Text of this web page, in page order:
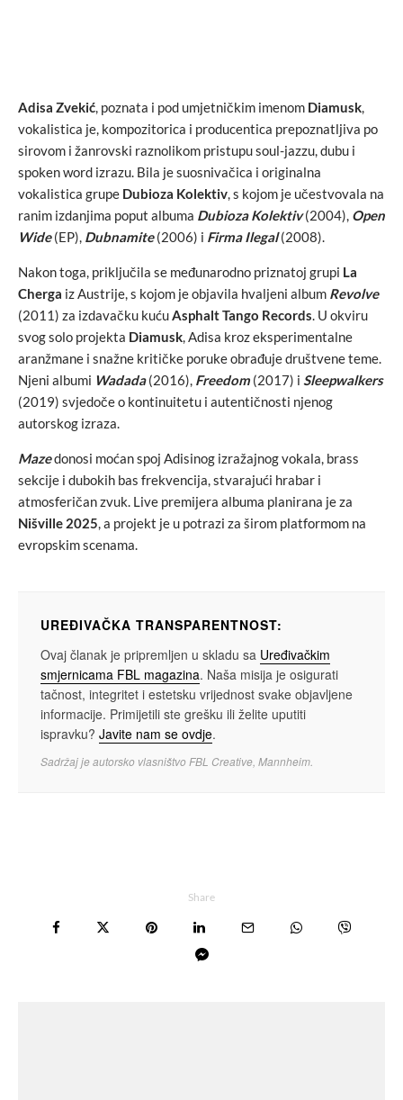
Adisa Zvekić, poznata i pod umjetničkim imenom Diamusk,
vokalistica je, kompozitorica i producentica prepoznatljiva po
sirovom i žanrovski raznolikom pristupu soul-jazzu, dubu i
spoken word izrazu. Bila je suosnivačica i originalna
vokalistica grupe Dubioza Kolektiv, s kojom je učestvovala na
ranim izdanjima poput albuma Dubioza Kolektiv(2004), Open
Wide(EP), Dubnamite(2006) i Firma Ilegal(2008).
Nakon toga, priključila se međunarodno priznatoj grupi La
Cherga iz Austrije, s kojom je objavila hvaljeni album Revolve
(2011) za izdavačku kućuAsphalt Tango Records. U okviru
svog solo projekta Diamusk, Adisa kroz eksperimentalne
aranžmane i snažne kritičke poruke obrađuje društvene teme.
Njeni albumi Wadada(2016), Freedom (2017) i Sleepwalkers
(2019) svjedoče o kontinuitetu i autentičnosti njenog
autorskog izraza.
Mazedonosi moćan spoj Adisinog izražajnog vokala, brass
sekcije i dubokih bas frekvencija, stvarajući hrabar i
atmosferičan zvuk. Live premijera albuma planirana je za
Nišville 2025, a projekt je u potrazi za širom platformom na
evropskim scenama.
UREĐIVAČKA TRANSPARENTNOST:
Ovaj članak je pripremljen u skladu sa Uređivačkim
smjernicama FBL magazina. Naša misija je osigurati
tačnost, integritet i estetsku vrijednost svake objavljene
informacije. Primijetili ste grešku ili želite uputiti
ispravku? Javite nam se ovdje.
Sadržaj je autorsko vlasništvo FBL Creative, Mannheim.
Share